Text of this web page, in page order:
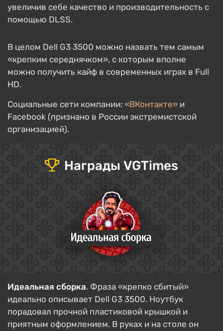
увеличив себе качество и производительность с
помощью DLSS.
В целом Dell G3 3500 можно назвать тем самым
«крепким середнячком», с которым вполне
можно получить кайф в современных играх в Full
HD.
Социальные сети компании: «ВКонтакте» и
Facebook (признано в России экстремистской
организацией).
Награды VGTimes
Идеальная сборка. Фраза «крепко сбитый»
идеально описывает Dell G3 3500. Ноутбук
порадовал прочной пластиковой крышкой и
приятным оформлением. В руках и на столе он